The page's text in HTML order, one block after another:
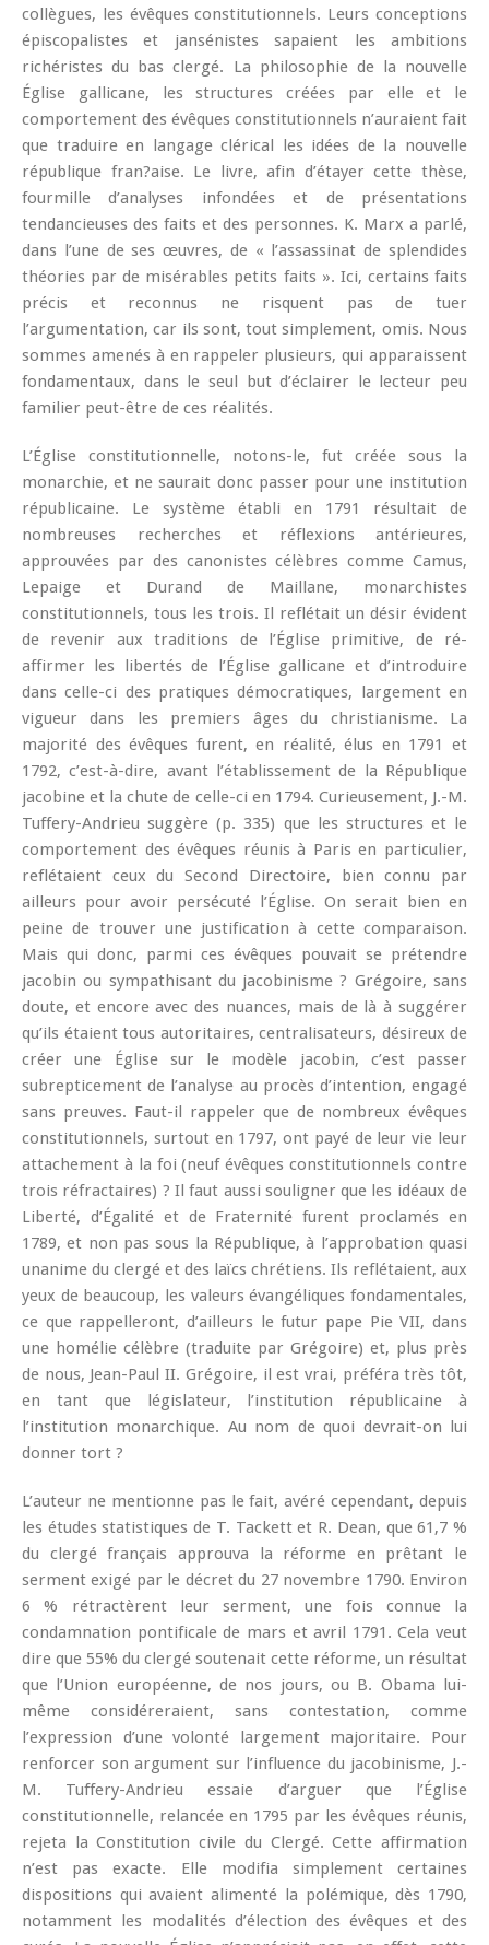
collègues, les évêques constitutionnels. Leurs conceptions
épiscopalistes et jansénistes sapaient les ambitions
richéristes du bas clergé. La philosophie de la nouvelle
Église gallicane, les structures créées par elle et le
comportement des évêques constitutionnels n’auraient fait
que traduire en langage clérical les idées de la nouvelle
république fran?aise. Le livre, afin d’étayer cette thèse,
fourmille d’analyses infondées et de présentations
tendancieuses des faits et des personnes. K. Marx a parlé,
dans l’une de ses œuvres, de « l’assassinat de splendides
théories par de misérables petits faits ». Ici, certains faits
précis et reconnus ne risquent pas de tuer
l’argumentation, car ils sont, tout simplement, omis. Nous
sommes amenés à en rappeler plusieurs, qui apparaissent
fondamentaux, dans le seul but d’éclairer le lecteur peu
familier peut-être de ces réalités.
L’Église constitutionnelle, notons-le, fut créée sous la
monarchie, et ne saurait donc passer pour une institution
républicaine. Le système établi en 1791 résultait de
nombreuses recherches et réflexions antérieures,
approuvées par des canonistes célèbres comme Camus,
Lepaige et Durand de Maillane, monarchistes
constitutionnels, tous les trois. Il reflétait un désir évident
de revenir aux traditions de l’Église primitive, de ré-
affirmer les libertés de l’Église gallicane et d’introduire
dans celle-ci des pratiques démocratiques, largement en
vigueur dans les premiers âges du christianisme. La
majorité des évêques furent, en réalité, élus en 1791 et
1792, c’est-à-dire, avant l’établissement de la République
jacobine et la chute de celle-ci en 1794. Curieusement, J.-M.
Tuffery-Andrieu suggère (p. 335) que les structures et le
comportement des évêques réunis à Paris en particulier,
reflétaient ceux du Second Directoire, bien connu par
ailleurs pour avoir persécuté l’Église. On serait bien en
peine de trouver une justification à cette comparaison.
Mais qui donc, parmi ces évêques pouvait se prétendre
jacobin ou sympathisant du jacobinisme ? Grégoire, sans
doute, et encore avec des nuances, mais de là à suggérer
qu’ils étaient tous autoritaires, centralisateurs, désireux de
créer une Église sur le modèle jacobin, c’est passer
subrepticement de l’analyse au procès d’intention, engagé
sans preuves. Faut-il rappeler que de nombreux évêques
constitutionnels, surtout en 1797, ont payé de leur vie leur
attachement à la foi (neuf évêques constitutionnels contre
trois réfractaires) ? Il faut aussi souligner que les idéaux de
Liberté, d’Égalité et de Fraternité furent proclamés en
1789, et non pas sous la République, à l’approbation quasi
unanime du clergé et des laïcs chrétiens. Ils reflétaient, aux
yeux de beaucoup, les valeurs évangéliques fondamentales,
ce que rappelleront, d’ailleurs le futur pape Pie VII, dans
une homélie célèbre (traduite par Grégoire) et, plus près
de nous, Jean-Paul II. Grégoire, il est vrai, préféra très tôt,
en tant que législateur, l’institution républicaine à
l’institution monarchique. Au nom de quoi devrait-on lui
donner tort ?
L’auteur ne mentionne pas le fait, avéré cependant, depuis
les études statistiques de T. Tackett et R. Dean, que 61,7 %
du clergé français approuva la réforme en prêtant le
serment exigé par le décret du 27 novembre 1790. Environ
6 % rétractèrent leur serment, une fois connue la
condamnation pontificale de mars et avril 1791. Cela veut
dire que 55% du clergé soutenait cette réforme, un résultat
que l’Union européenne, de nos jours, ou B. Obama lui-
même considéreraient, sans contestation, comme
l’expression d’une volonté largement majoritaire. Pour
renforcer son argument sur l’influence du jacobinisme, J.-
M. Tuffery-Andrieu essaie d’arguer que l’Église
constitutionnelle, relancée en 1795 par les évêques réunis,
rejeta la Constitution civile du Clergé. Cette affirmation
n’est pas exacte. Elle modifia simplement certaines
dispositions qui avaient alimenté la polémique, dès 1790,
notamment les modalités d’élection des évêques et des